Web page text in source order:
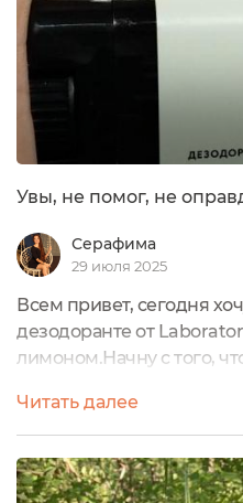
Увы, не помог, не
Серафима
29 июля 2025
Всем привет, сегодня
дезодоранте от
лимоном.Начну с того,
разные и восторженно
решила попробовать, в
работала в детском
как нужна была
Читать далее